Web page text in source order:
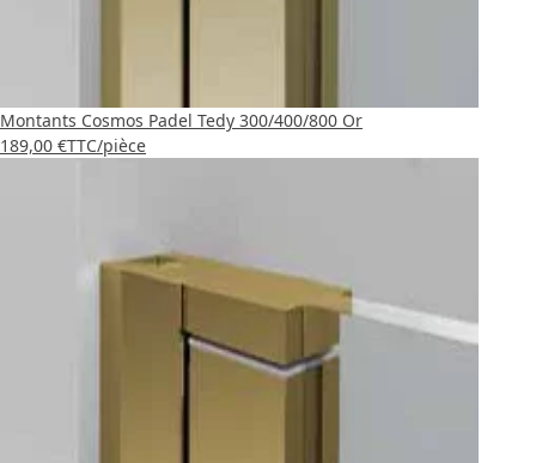
Montants Cosmos Padel Tedy 300/400/800 Or
189,00 €TTC/pièce